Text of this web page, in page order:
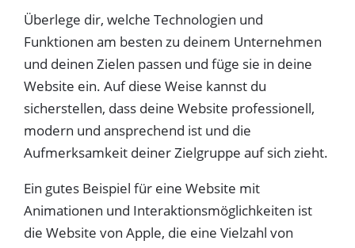
Überlege dir, welche Technologien und
Funktionen am besten zu deinem Unternehmen
und deinen Zielen passen und füge sie in deine
Website ein. Auf diese Weise kannst du
sicherstellen, dass deine Website professionell,
modern und ansprechend ist und die
Aufmerksamkeit deiner Zielgruppe auf sich zieht.
Ein gutes Beispiel für eine Website mit
Animationen und Interaktionsmöglichkeiten ist
die Website von Apple, die eine Vielzahl von